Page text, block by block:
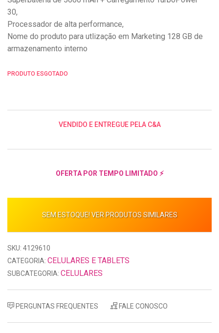
30,
Processador de alta performance,
Nome do produto para utlização em Marketing 128 GB de
armazenamento interno
PRODUTO ESGOTADO
VENDIDO E ENTREGUE PELA C&A
OFERTA POR TEMPO LIMITADO ⚡
SEM ESTOQUE! VER PRODUTOS SIMILARES
SKU: 4129610
CATEGORIA: CELULARES E TABLETS
SUBCATEGORIA: CELULARES
PERGUNTAS FREQUENTES FALE CONOSCO